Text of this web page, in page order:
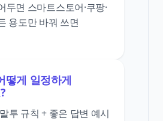
두면 스마트스토어·쿠팡·
용도만 바꿔 쓰면
떻게 일정하게
투 규칙 + 좋은 답변 예시